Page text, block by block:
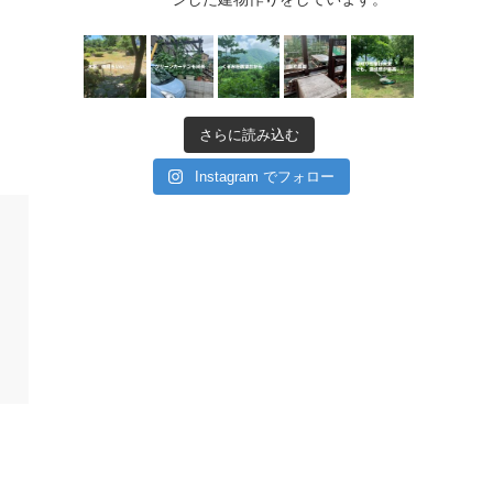
さらに読み込む
Instagram でフォロー